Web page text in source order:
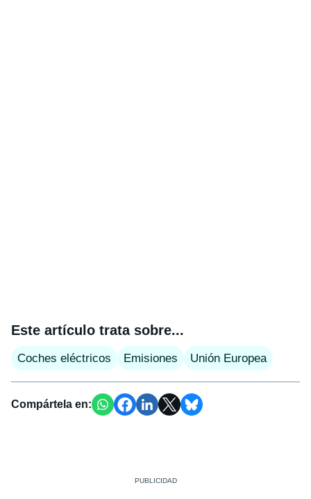
Este artículo trata sobre...
Coches eléctricos Emisiones Unión Europea
Compártela en: